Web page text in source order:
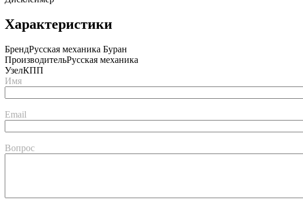
Характеристики
БрендРусская механика Буран
ПроизводительРусская механика
УзелКПП
Имя
Email
Вопрос